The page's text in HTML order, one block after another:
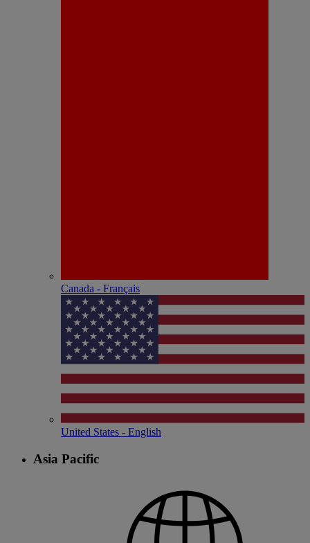
Canada - Français
United States - English
Asia Pacific